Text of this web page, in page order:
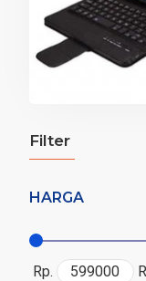
Filter
HARGA
Rp.